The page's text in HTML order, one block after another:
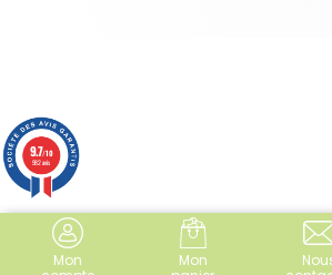
Mon
Mon
9.7/10
982 avis